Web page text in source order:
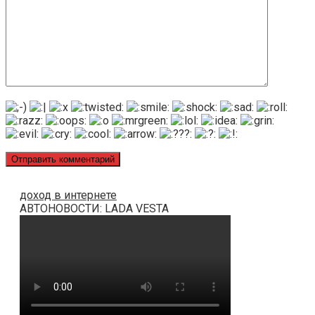
доход в интернете
АВТОНОВОСТИ: LADA VESTA